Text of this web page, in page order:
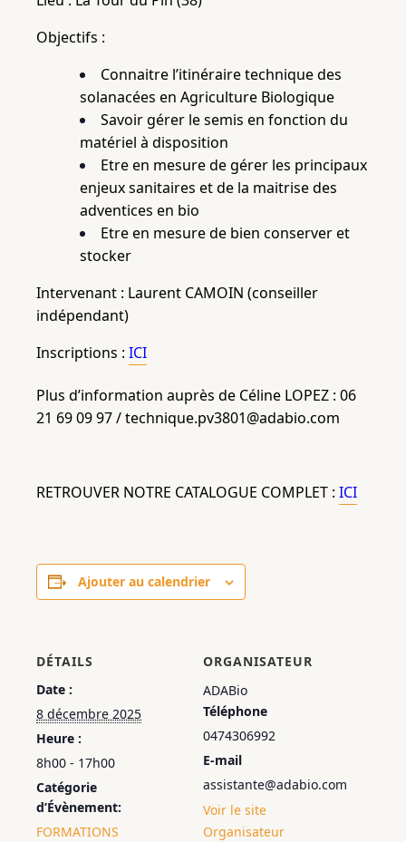
Objectifs :
Connaitre l’itinéraire technique des
solanacées en Agriculture Biologique
Savoir gérer le semis en fonction du
matériel à disposition
Etre en mesure de gérer les principaux
enjeux sanitaires et de la maitrise des
adventices en bio
Etre en mesure de bien conserver et
stocker
Intervenant : Laurent CAMOIN (conseiller
indépendant)
Inscriptions : ICI
Plus d’information auprès de Céline LOPEZ : 06
21 69 09 97 / technique.pv3801@adabio.com
RETROUVER NOTRE CATALOGUE COMPLET : ICI
Ajouter au calendrier
DÉTAILS
Date :
8 décembre 2025
Heure :
8h00 - 17h00
Catégorie
d’Évènement:
FORMATIONS
ORGANISATEUR
ADABio
Téléphone
0474306992
E-mail
assistante@adabio.com
Voir le site
Organisateur